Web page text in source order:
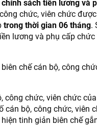
sách tiền lương và
chức, viên chức
trong thời gian 06 tháng.
lương và phụ cấp
biên chế cán bộ, công
công chức, viên chức
cán bộ, công chức, viên
tinh giản biên chế